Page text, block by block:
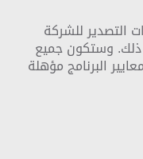
التصدير للشركة
وستكون جميع
البرنامج مؤهلة